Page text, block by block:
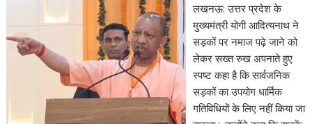
लखनऊ: उत्तर प्रदेश के
मुख्यमंत्री योगी आदित्यनाथ ने
सड़कों पर नमाज पढ़े जाने को
लेकर सख्त रुख अपनाते हुए
स्पष्ट कहा है कि सार्वजनिक
सड़कों का उपयोग धार्मिक
गतिविधियों के लिए नहीं किया जा